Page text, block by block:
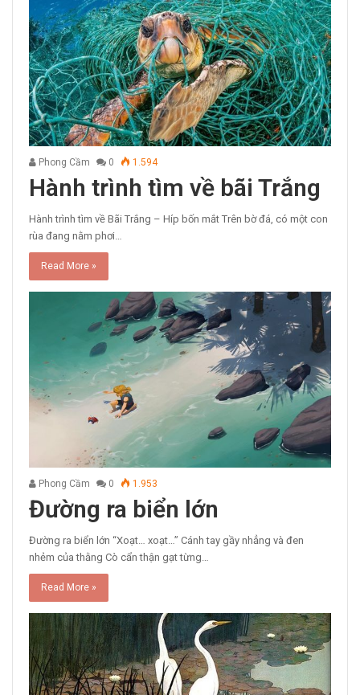
Phong Cầm 0 1.594
Hành trình tìm về bãi Trắng
Hành trình tìm về Bãi Trắng – Híp bốn mắt Trên bờ đá, có một con
rùa đang nằm phơi…
Read More »
Phong Cầm 0 1.953
Đường ra biển lớn
Đường ra biển lớn “Xoạt… xoạt…” Cánh tay gầy nhẳng và đen
nhẻm của thằng Cò cẩn thận gạt từng…
Read More »